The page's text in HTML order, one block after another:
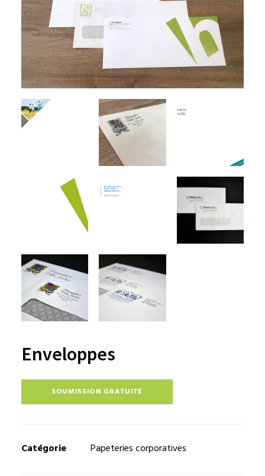
Enveloppes
SOUMISSION GRATUITE
Catégorie Papeteries corporatives